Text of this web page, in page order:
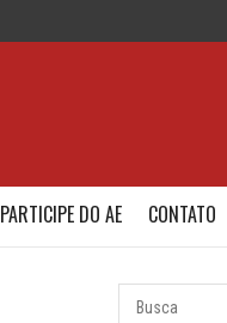
PARTICIPE DO AE CONTATO